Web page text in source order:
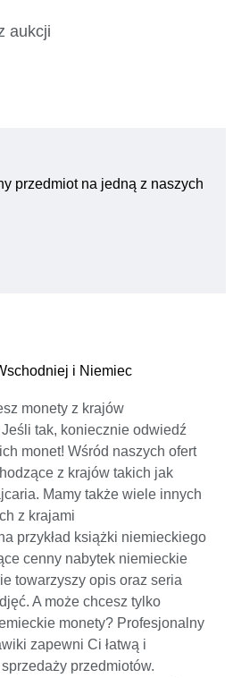
aukcji
przedmiot na jedną z naszych
i Niemiec
monety z krajów
tak, koniecznie odwiedź
monet! Wśród naszych ofert
z krajów takich jak
Mamy także wiele innych
z krajami
przykład książki niemieckiego
cenny nabytek niemieckie
towarzyszy opis oraz seria
A może chcesz tylko
monety? Profesjonalny
zapewni Ci łatwą i
przedmiotów.